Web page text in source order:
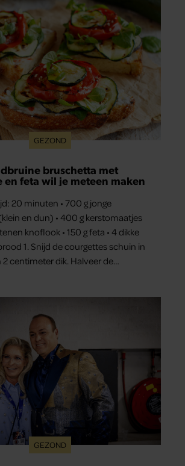
GEZOND
bruschetta met
en feta wil je meteen maken
20 minuten • 700 g jonge
en dun) • 400 g kerstomaatjes
knoflook • 150 g feta • 4 dikke
1. Snijd de courgettes schuin in
2 centimeter dik. Halveer de
GEZOND